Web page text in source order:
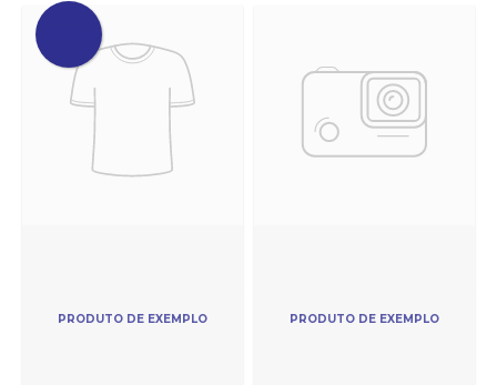
PRODUTO DE EXEMPLO PRODUTO DE EXEMPLO